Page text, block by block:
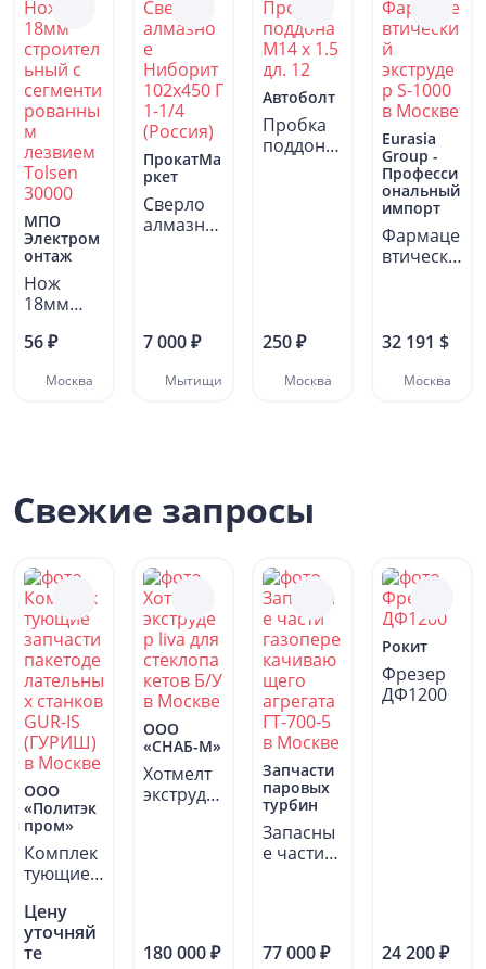
МПО
Электром
онтаж
Нож
18мм
ьный с
рованны
56 ₽
Москва
ПрокатМа
ркет
Сверло
алмазно
7 000 ₽
Мытищи
Автоболт
Пробка
поддона
250 ₽
Москва
Eurasia
Group -
Професси
ональный
импорт
Фармаце
втически
в...
32 191 $
Москва
Свежие запросы
ООО
«Политэк
пром»
Комплек
тующие
пакетоде
лательны
х...
Цену
уточняй
те
OOO
«СНАБ-М»
Хотмелт
экструде
180 000 ₽
Запчасти
паровых
турбин
Запасны
е части
77 000 ₽
Рокит
Фрезер
ДФ1200
24 200 ₽